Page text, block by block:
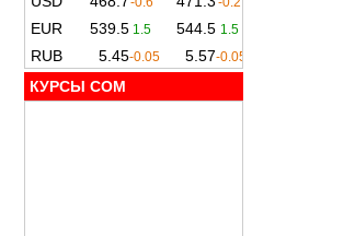
КУРСЫ COM